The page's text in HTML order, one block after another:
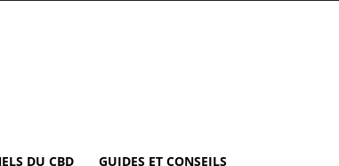
DU CBD GUIDES ET CONSEILS